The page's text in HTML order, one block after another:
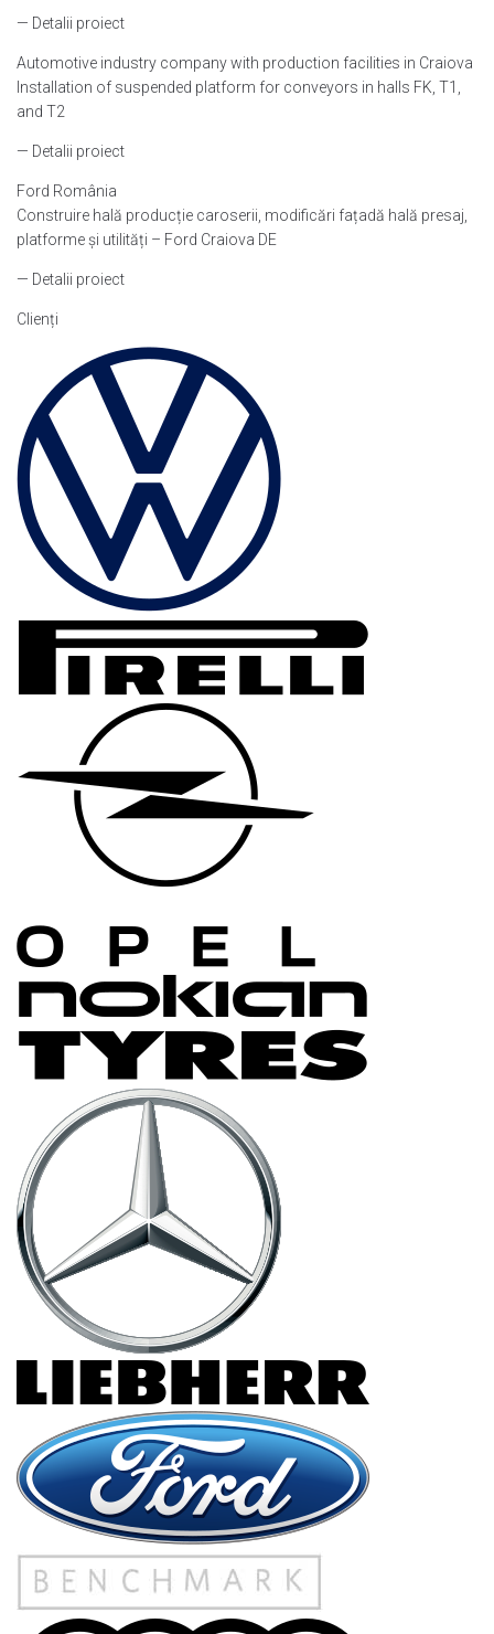
— Detalii proiect
Automotive industry company with production facilities in Craiova
Installation of suspended platform for conveyors in halls FK, T1,
and T2
— Detalii proiect
Ford România
Construire hală producție caroserii, modificări fațadă hală presaj,
platforme și utilități – Ford Craiova DE
— Detalii proiect
Clienți